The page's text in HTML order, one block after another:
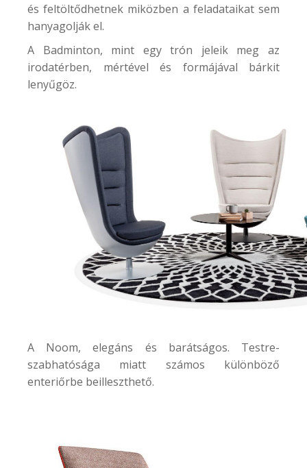
és feltöltődhetnek miközben a feladataikat sem
hanyagolják el.
A Badminton, mint egy trón jeleik meg az
irodatérben, mértével és formájával bárkit
lenyűgöz.
A Noom, elegáns és barátságos. Testre-
szabhatósága miatt számos különböző
enteriőrbe beilleszthető.